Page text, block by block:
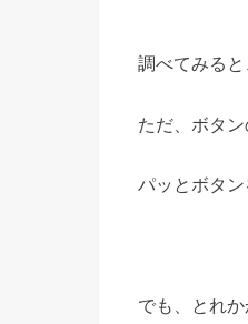
調べてみる
ただ、ボタ
パッとボタ
でも、とれ